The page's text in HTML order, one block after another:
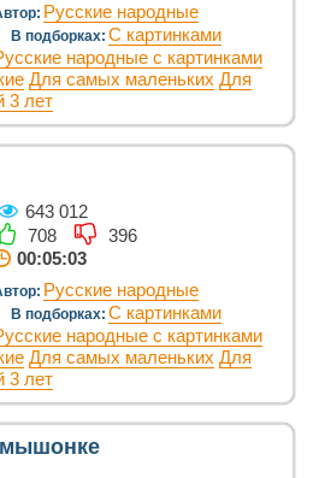
Русские народные
В подборках: С картинками
народные с картинками
Для самых маленьких Для
3 лет
643 012
708
396
00:05:03
Русские народные
В подборках: С картинками
народные с картинками
Для самых маленьких Для
3 лет
мышонке